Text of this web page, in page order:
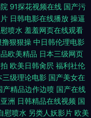
91探花视频在线 国产污
日韩电影在线播放 操逼
喷水 羞羞网页在线观看
撸狠狠操 中日韩伦理电影
欧美精品 日本三级网页
欧美日韩肏屄 福利社伦
三级理论电影 国产美女在
产精品边作边喷 国产在线
洲 日韩精品在线视频 国
慰喷水 另类人妖影片 欧美